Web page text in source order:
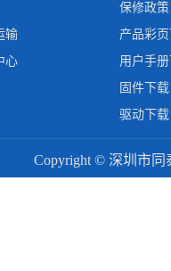
输
心
保修政策
产品彩
用户手
固件下载
驱动下载
Copyright © 深圳市同